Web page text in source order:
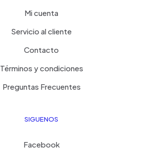
Mi cuenta
Servicio al cliente
Contacto
Términos y condiciones
Preguntas Frecuentes
SIGUENOS
Facebook